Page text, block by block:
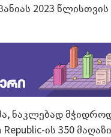
2023
ნაკლებად
ის 350